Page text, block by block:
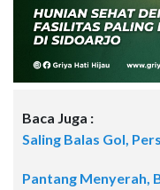
Baca Juga :
Saling Balas Gol,
Pantang Menyerah,